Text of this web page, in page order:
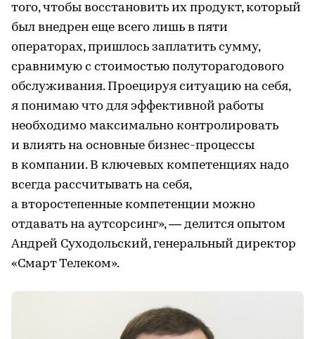
того, чтобы восстановить их продукт, который
был внедрен еще всего лишь в пяти
операторах, пришлось заплатить сумму,
сравнимую с стоимостью полуторагодового
обслуживания. Проецируя ситуацию на себя,
я понимаю что для эффективной работы
необходимо максимально контролировать
и влиять на основные бизнес-процессы
в компании. В ключевых компетенциях надо
всегда рассчитывать на себя,
а второстепенные компетенции можно
отдавать на аутсорсинг», — делится опытом
Андрей Суходольский, генеральный директор
«Смарт Телеком».